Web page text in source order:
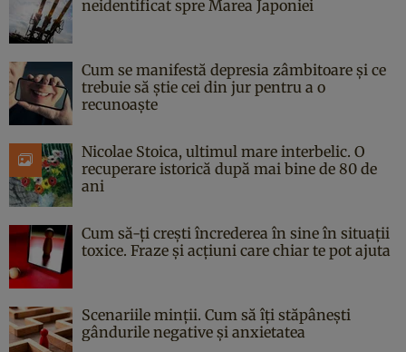
neidentificat spre Marea Japoniei
Cum se manifestă depresia zâmbitoare și ce
trebuie să știe cei din jur pentru a o
recunoaște
Nicolae Stoica, ultimul mare interbelic. O
recuperare istorică după mai bine de 80 de
ani
Cum să-ți crești încrederea în sine în situații
toxice. Fraze și acțiuni care chiar te pot ajuta
Scenariile minții. Cum să îți stăpânești
gândurile negative și anxietatea